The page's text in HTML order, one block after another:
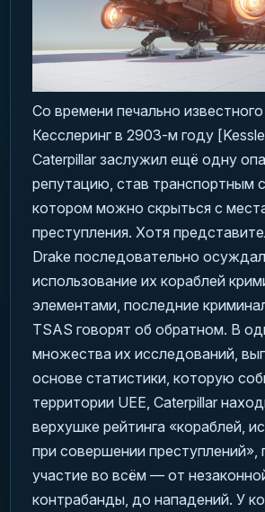
Со времени печально известного
Кесслеринг в 2903-м году
Caterpillar заслужил ещё одну
репутацию, став транспортным
котором можно скрыться с
преступления. Хотя
Drake последовательно
использование их кораблей
элементами, последние
TSAS говорят об обратном. В
множества их исследований,
основе статистики, которую
территории UEE, Caterpillar
верхушке рейтинга «кораблей,
при совершении преступлений»,
участие во всём — от
контрабанды, до нападений. У